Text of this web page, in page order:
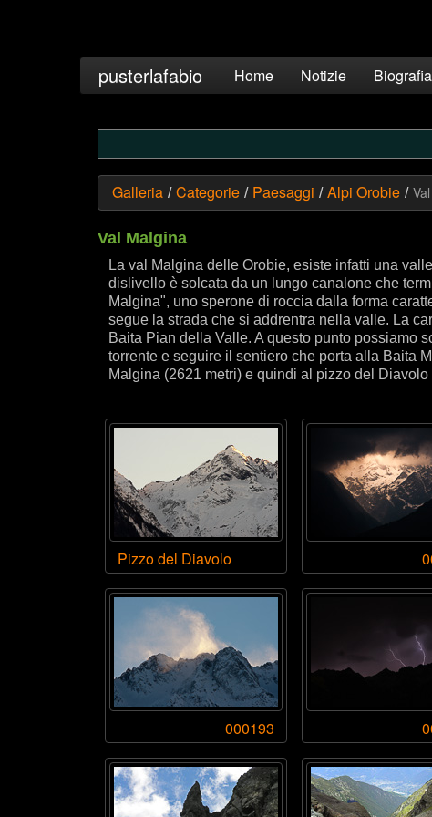
pusterlafabio Home Notizie Biografia
Galleria / Categorie / Paesaggi / Alpi Orobie /
Val Malgina
La val Malgina delle Orobie, esiste infatti una
dislivello è solcata da un lungo canalone che
Malgina", uno sperone di roccia dalla forma
segue la strada che si addrentra nella valle. La
Baita Pian della Valle. A questo punto possiamo
torrente e seguire il sentiero che porta alla Baita
Malgina (2621 metri) e quindi al pizzo del Diavolo
Pizzo del Diavolo
000193